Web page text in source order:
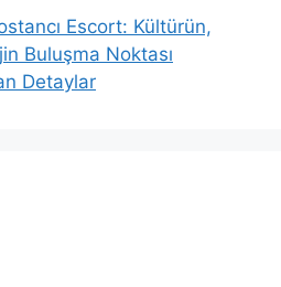
Escort: Kültürün,
Buluşma Noktası
Detaylar